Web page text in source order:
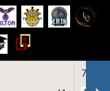
7月 26